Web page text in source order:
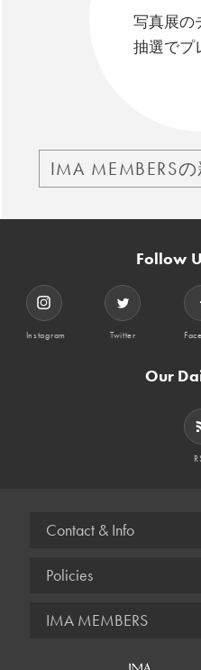
写真展の
抽選でプ
IMA MEMBERS
Follow
Instagram Twitter
Our
Contact & Info
Policies
IMA MEMBERS